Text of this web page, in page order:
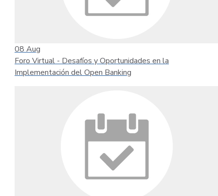
08 Aug
Foro Virtual - Desafíos y Oportunidades en la
Implementación del Open Banking